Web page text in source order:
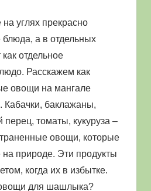
углях прекрасно
а в отдельных
отдельное
Расскажем как
овощи на мангале
Кабачки, баклажаны,
перец, томаты, кукуруза –
овощи, которые
на природе. Эти продукты
когда их в избытке.
для шашлыка?